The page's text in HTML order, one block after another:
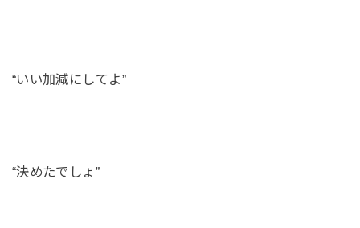
“いい加減にしてよ”
“決めたでしょ”